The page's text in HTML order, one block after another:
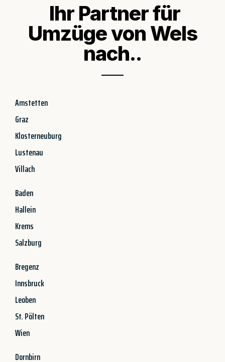
Ihr Partner für
Umzüge von Wels
nach..
Amstetten
Graz
Klosterneuburg
Lustenau
Villach
Baden
Hallein
Krems
Salzburg
Bregenz
Innsbruck
Leoben
St. Pölten
Wien
Dornbirn